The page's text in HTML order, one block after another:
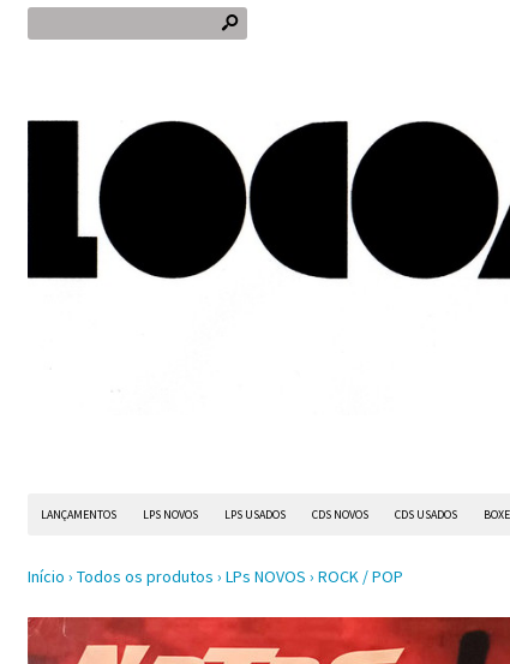
s
LANÇAMENTOS LPS NOVOS LPS USADOS CDS NOVOS CDS USADOS
Início › Todos os produtos › LPs NOVOS › ROCK / POP